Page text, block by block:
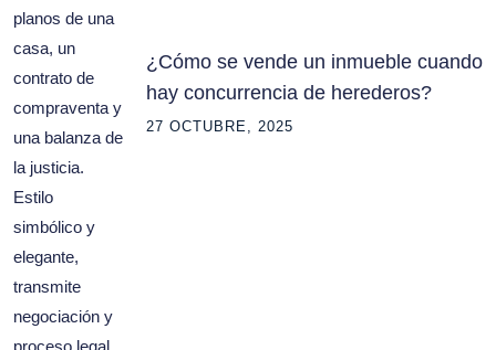
¿Cómo se vende un inmueble cuando
hay concurrencia de herederos?
27 OCTUBRE, 2025